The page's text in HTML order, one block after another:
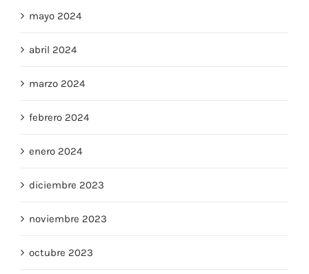
mayo 2024
abril 2024
marzo 2024
febrero 2024
enero 2024
diciembre 2023
noviembre 2023
octubre 2023